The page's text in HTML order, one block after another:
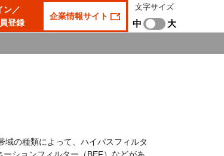
ン／
登録
企業情報サイト
文字サイズ
中 大
の種類によって、ハイパスフィルタ